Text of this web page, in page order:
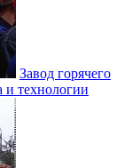
Завод горячего
технологии